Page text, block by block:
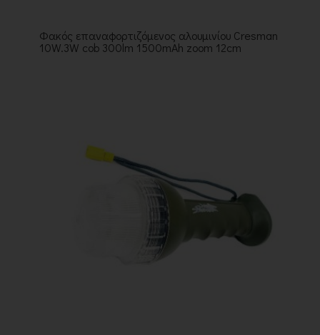
Φακός επαναφορτιζόμενος αλουμινίου Cresman
10W.3W cob 300lm 1500mAh zoom 12cm